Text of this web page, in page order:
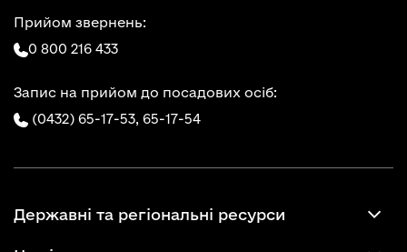
Прийом звернень:
0 800 216 433
Запис на прийом до посадових осіб:
(0432) 65-17-53, 65-17-54
Державні та регіональні ресурси